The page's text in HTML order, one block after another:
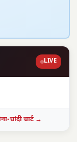
LIVE
चांदी चार्ट →